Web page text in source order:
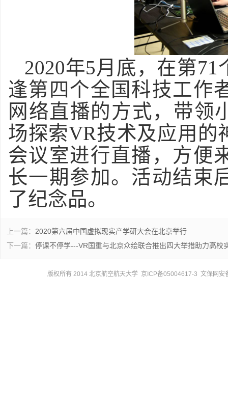
2020年5月底，在第71
逢第四个全国科技工作
网络直播的方式，带领
场探索VR技术及应用的
会议室进行直播，方便
长一期参加。活动结束
了纪念品。
上一篇： 2020第六届中国虚拟现实产学研大会在北京举行
下一篇： 停课不停学---VR国重与北京众绘联合推出四大举措助力高校
版权所有 2014 北京航空航天大学 京ICP备05004617-3 文保网